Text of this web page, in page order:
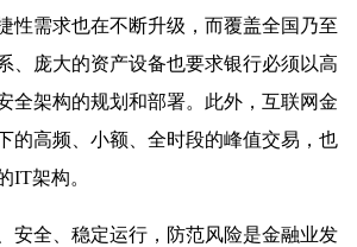
性需求也在不断升级，而覆盖全国乃至
、庞大的资产设备也要求银行必须以高
全架构的规划和部署。此外，互联网金
的高频、小额、全时段的峰值交易，也
IT架构。
安全、稳定运行，防范风险是金融业发